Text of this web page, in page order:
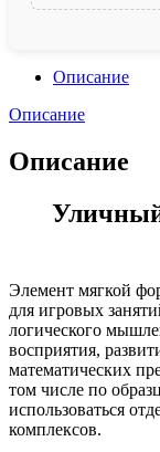
Описание
Описание
Описание
Элемент мягкой
для игровых
логического
восприятия,
математических
том числе по
использоваться
комплексов.